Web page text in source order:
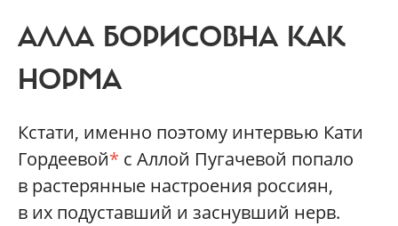
АЛЛА БОРИСОВНА КАК
НОРМА
Кстати, именно поэтому интервью Кати
Гордеевой* с Аллой Пугачевой попало
в растерянные настроения россиян,
в их подуставший и заснувший нерв.